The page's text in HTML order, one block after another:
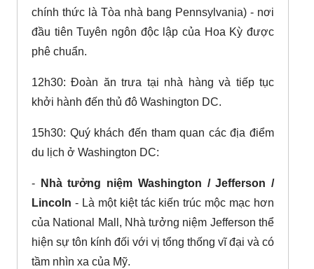
chính thức là Tòa nhà bang Pennsylvania) - nơi
đầu tiên Tuyên ngôn độc lập của Hoa Kỳ được
phê chuẩn.
12h30: Đoàn ăn trưa tại nhà hàng và tiếp tục
khởi hành đến thủ đô Washington DC.
15h30: Quý khách đến tham quan các địa điểm
du lịch ở Washington DC:
-
Nhà tưởng niệm Washington / Jefferson /
Lincoln - Là một kiệt tác kiến trúc mộc mạc hơn
của National Mall, Nhà tưởng niệm Jefferson thể
hiện sự tôn kính đối với vị tổng thống vĩ đại và có
tầm nhìn xa của Mỹ.